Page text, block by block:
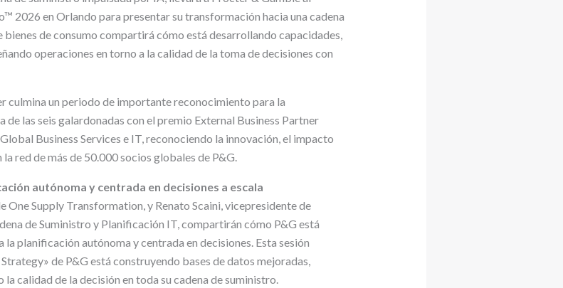
2026 en Orlando para presentar su transformación hacia una cadena
de consumo compartirá cómo está desarrollando capacidades,
operaciones en torno a la calidad de la toma de decisiones con
culmina un periodo de importante reconocimiento para la
las seis galardonadas con el premio External Business Partner
Business Services e IT, reconociendo la innovación, el impacto
red de más de 50.000 socios globales de P&G.
autónoma y centrada en decisiones a escala
One Supply Transformation, y Renato Scaini, vicepresidente de
de Suministro y Planificación IT, compartirán cómo P&G está
planificación autónoma y centrada en decisiones. Esta sesión
de P&G está construyendo bases de datos mejoradas,
calidad de la decisión en toda su cadena de suministro.